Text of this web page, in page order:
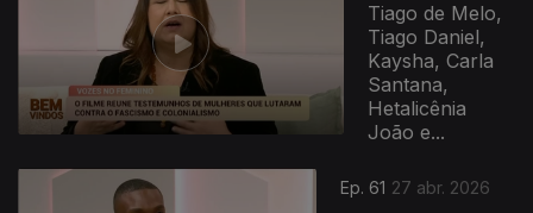
Tiago de Melo,
Tiago Daniel,
Kaysha, Carla
Santana,
Hetalicênia
João e...
Ep. 61 27 abr. 2026